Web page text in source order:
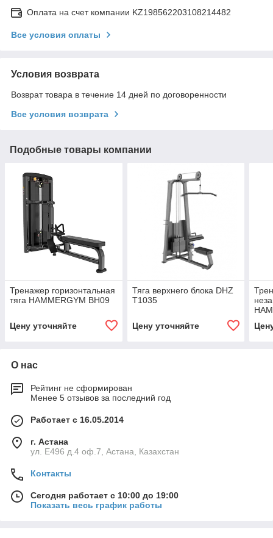
Оплата на счет компании KZ198562203108214482
Все условия оплаты
Условия возврата
Возврат товара в течение 14 дней по договоренности
Все условия возврата
Подобные товары компании
Тренажер горизонтальная
тяга HAMMERGYM BH09
Цену уточняйте
Тяга верхнего блока DHZ
T1035
Цену уточняйте
О нас
Рейтинг не сформирован
Менее 5 отзывов за последний год
Работает с 16.05.2014
г. Астана
ул. Е496 д.4 оф.7, Астана, Казахстан
Контакты
Сегодня работает с 10:00 до 19:00
Показать весь график работы